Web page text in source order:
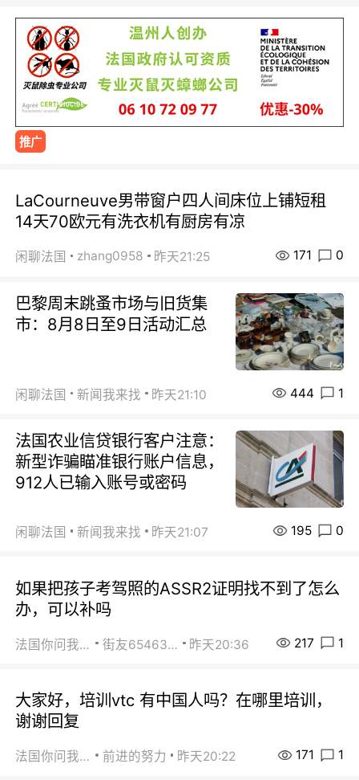
推广
LaCourneuve男带窗户四人间床位上铺短租
14天70欧元有洗衣机有厨房有凉
闲聊法国 zhang0958 昨天21:25 171 0
巴黎周末跳蚤市场与旧货集
市：8月8日至9日活动汇总
闲聊法国 新闻我来找 昨天21:10 444 1
法国农业信贷银行客户注意：
新型诈骗瞄准银行账户信息，
912人已输入账号或密码
闲聊法国 新闻我来找 昨天21:07 195 0
如果把孩子考驾照的ASSR2证明找不到了怎么
办，可以补吗
法国你问我答 街友65463281 昨天20:36 217 1
大家好，培训vtc 有中国人吗？在哪里培训，
谢谢回复
法国你问我答 前进的努力 昨天20:22 171 1